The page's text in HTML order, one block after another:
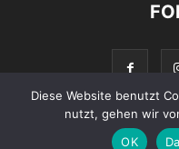
© Copyright
Diese Website benutzt
nutzt, gehen wir
OK